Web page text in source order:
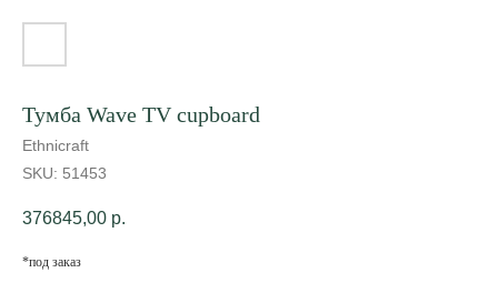
Тумба Wave TV cupboard
Ethnicraft
SKU: 51453
376845,00 р.
*под заказ